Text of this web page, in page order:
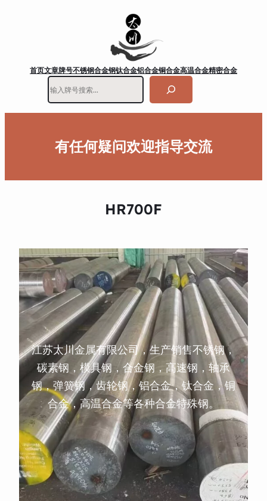
首页文章牌号不锈钢合金钢钛合金铝合金铜合金高温合金精密合金
有任何疑问欢迎指导交流
HR700F
江苏太川金属有限公司，生产销售不锈钢，
碳素钢，模具钢，合金钢，高速钢，轴承
钢，弹簧钢，齿轮钢，铝合金，钛合金，铜
合金，高温合金等各种合金特殊钢。